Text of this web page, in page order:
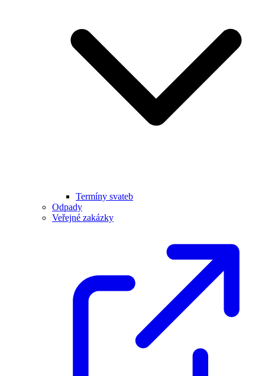
Termíny svateb
Odpady
Veřejné zakázky